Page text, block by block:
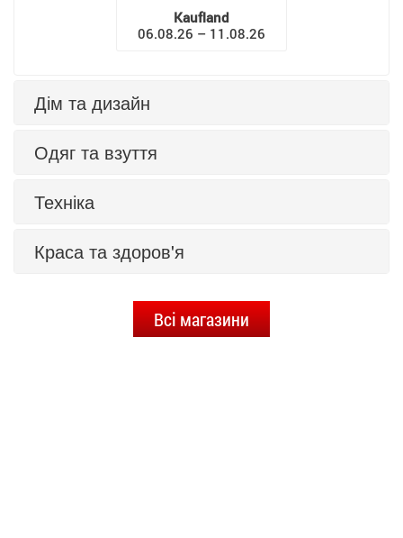
Kaufland
06.08.26 – 11.08.26
Дім та дизайн
Одяг та взуття
Техніка
Краса та здоров'я
Всі магазини